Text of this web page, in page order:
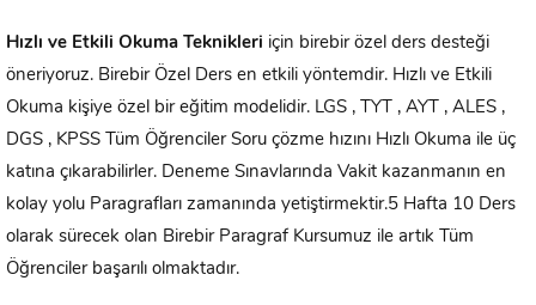
Hızlı ve Etkili Okuma Teknikleri için birebir özel ders desteği
öneriyoruz. Birebir Özel Ders en etkili yöntemdir. Hızlı ve Etkili
Okuma kişiye özel bir eğitim modelidir. LGS , TYT , AYT , ALES ,
DGS , KPSS Tüm Öğrenciler Soru çözme hızını Hızlı Okuma ile üç
katına çıkarabilirler. Deneme Sınavlarında Vakit kazanmanın en
kolay yolu Paragrafları zamanında yetiştirmektir.5 Hafta 10 Ders
olarak sürecek olan Birebir Paragraf Kursumuz ile artık Tüm
Öğrenciler başarılı olmaktadır.